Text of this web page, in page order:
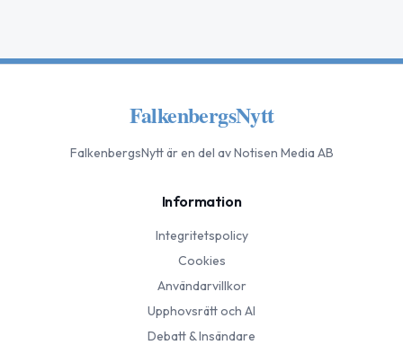
FalkenbergsNytt
FalkenbergsNyttär en del av Notisen Media AB
Information
Integritetspolicy
Cookies
Användarvillkor
Upphovsrätt och AI
Debatt & Insändare